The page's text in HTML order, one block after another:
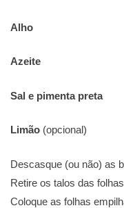
Alho
Azeite
Sal e pimenta preta
Limão (opcional)
Descasque (ou não) as
Retire os talos das
Coloque as folhas